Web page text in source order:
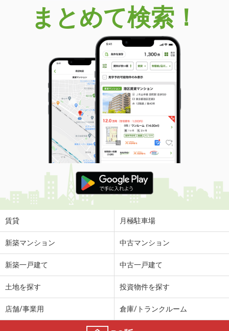
まとめて検索！
賃貸 月極駐車場
新築マンション 中古マンション
新築一戸建て 中古一戸建て
土地を探す 投資物件を探す
店舗/事業用 倉庫/トランクルーム